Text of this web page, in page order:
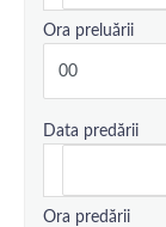
Ora preluării
Data predării
Ora predării